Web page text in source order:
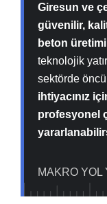
Giresun ve
güvenilir,
beton
teknolojik
sektörde
ihtiyacınız
profesyonel
MAKRO YOL